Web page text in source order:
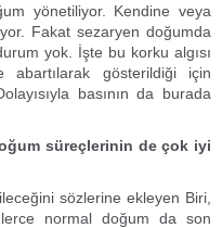
yönetiliyor. Kendine veya
Fakat sezaryen doğumda
yok. İşte bu korku algısı
gösterildiği için
basının da burada
süreçlerinin de çok iyi
sözlerine ekleyen Biri,
normal doğum da son